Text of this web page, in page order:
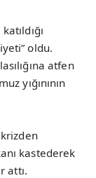
oldu.
atfen
yığınının
kastederek
attı.